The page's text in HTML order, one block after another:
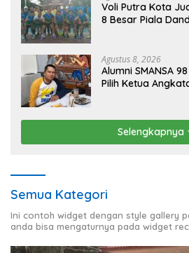
Voli Putra Kota
8 Besar Piala
Agustus 8, 2026
Alumni SMANSA
Pilih Ketua
Selengkapnya
Semua Kategori
Ini contoh widget dengan style gallery
anda bisa mengaturnya pada widget